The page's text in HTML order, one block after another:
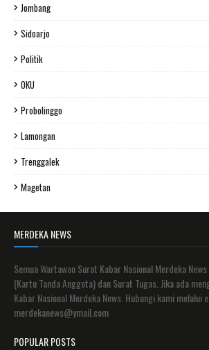
Jombang
Sidoarjo
Politik
OKU
Probolinggo
Lamongan
Trenggalek
Magetan
MERDEKA NEWS
Semua Wartawan Surat Kabar Nasional Merdeka
(Kartu Tanda Anggota) dan Surat Tugas. Jika ada
Kabar Nasional Merdeka News. Hubungi kami melalui
merdekanews@ymail.com
POPULAR POSTS